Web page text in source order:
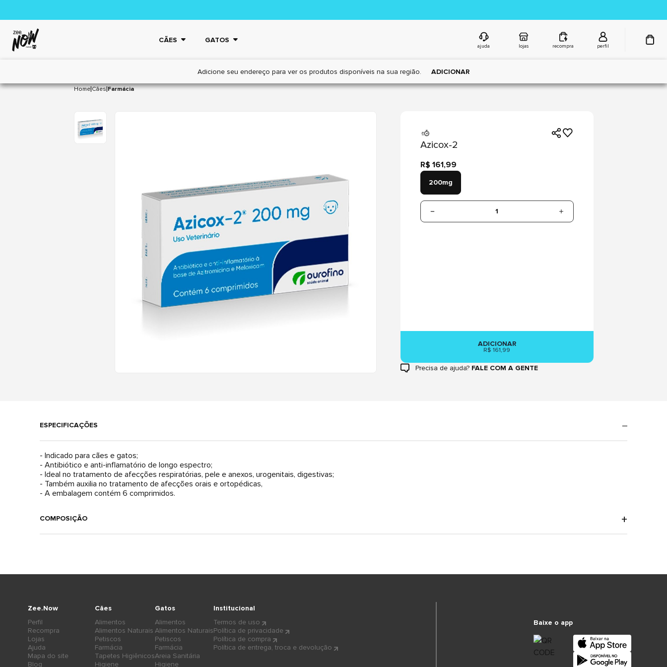
CÃES GATOS
ajuda lojas recompra perfil
Adicione seu endereço para ver os produtos disponíveis na sua região. ADICIONAR
Home|Cães|Farmácia
Azicox-2
R$ 161,99
200mg
1
ADICIONAR
R$ 161,99
Precisa de ajuda? FALE COM A GENTE
ESPECIFICAÇÕES
- Indicado para cães e gatos;
- Antibiótico e anti-inflamatório de longo espectro;
- Ideal no tratamento de afecções respiratórias, pele e anexos, urogenitais, digestivas;
- Também auxilia no tratamento de afecções orais e ortopédicas,
- A embalagem contém 6 comprimidos.
COMPOSIÇÃO
Cães
Alimentos
Alimentos Naturais
Petiscos
Farmácia
Tapetes Higiênicos
Higiene
Gatos
Alimentos
Alimentos Naturais
Petiscos
Farmácia
Areia Sanitária
Higiene
Zee.Now
Perfil
Recompra
Lojas
Ajuda
Mapa do site
Blog
Institucional
Termos de uso
Política de privacidade
Política de compra
Política de entrega, troca e devolução
Baixe o app